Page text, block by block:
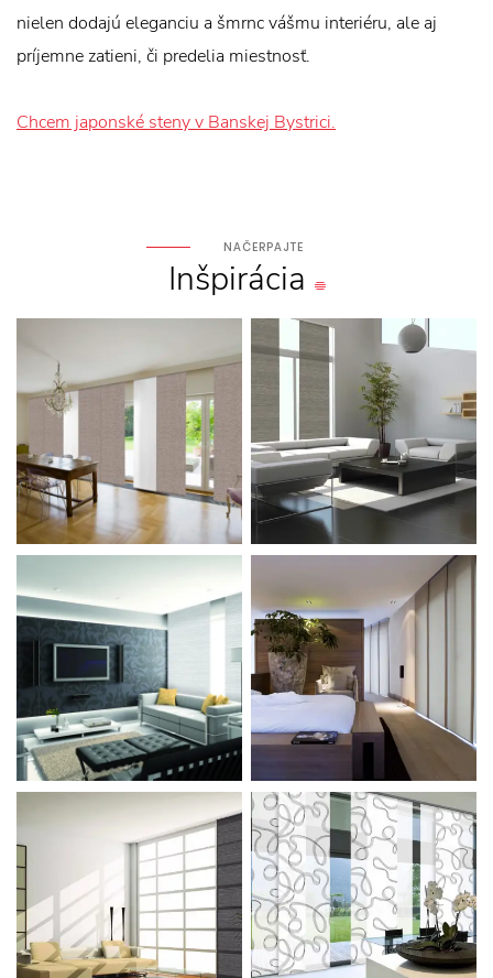
nielen dodajú eleganciu a šmrnc vášmu interiéru, ale aj
príjemne zatieni, či predelia miestnosť.
Chcem japonské steny v Banskej Bystrici.
NAČERPAJTE
Inšpirácia